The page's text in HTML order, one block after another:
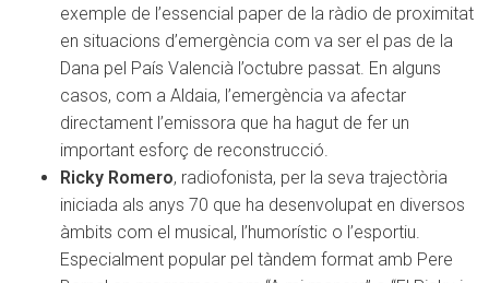
exemple de l’essencial paper de la ràdio de proximitat
en situacions d’emergència com va ser el pas de la
Dana pel País Valencià l’octubre passat. En alguns
casos, com a Aldaia, l’emergència va afectar
directament l’emissora que ha hagut de fer un
important esforç de reconstrucció.
Ricky Romero, radiofonista, per la seva trajectòria
iniciada als anys 70 que ha desenvolupat en diversos
àmbits com el musical, l’humorístic o l’esportiu.
Especialment popular pel tàndem format amb Pere